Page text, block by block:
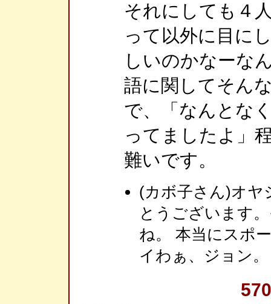
それにしても４
って以外に目に
しいのかなーな
語に関してそん
で、「なんとな
ってましたよ」
難いです。
(カボ子さん)オヤ
とうございます
ね。 本当にスポ
イわぁ、ジョン。